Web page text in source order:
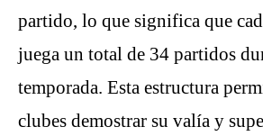
partido, lo que significa que
juega un total de 34 partidos
temporada. Esta estructura
clubes demostrar su valía y